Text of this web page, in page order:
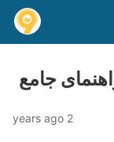
2 years ago